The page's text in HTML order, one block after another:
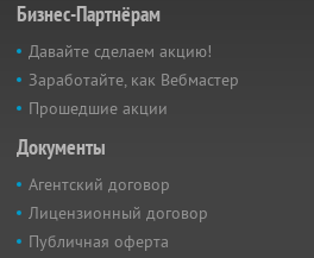
Бизнес-Партнёрам
Давайте сделаем акцию!
Заработайте, как Вебмастер
Прошедшие акции
Документы
Агентский договор
Лицензионный договор
Публичная оферта